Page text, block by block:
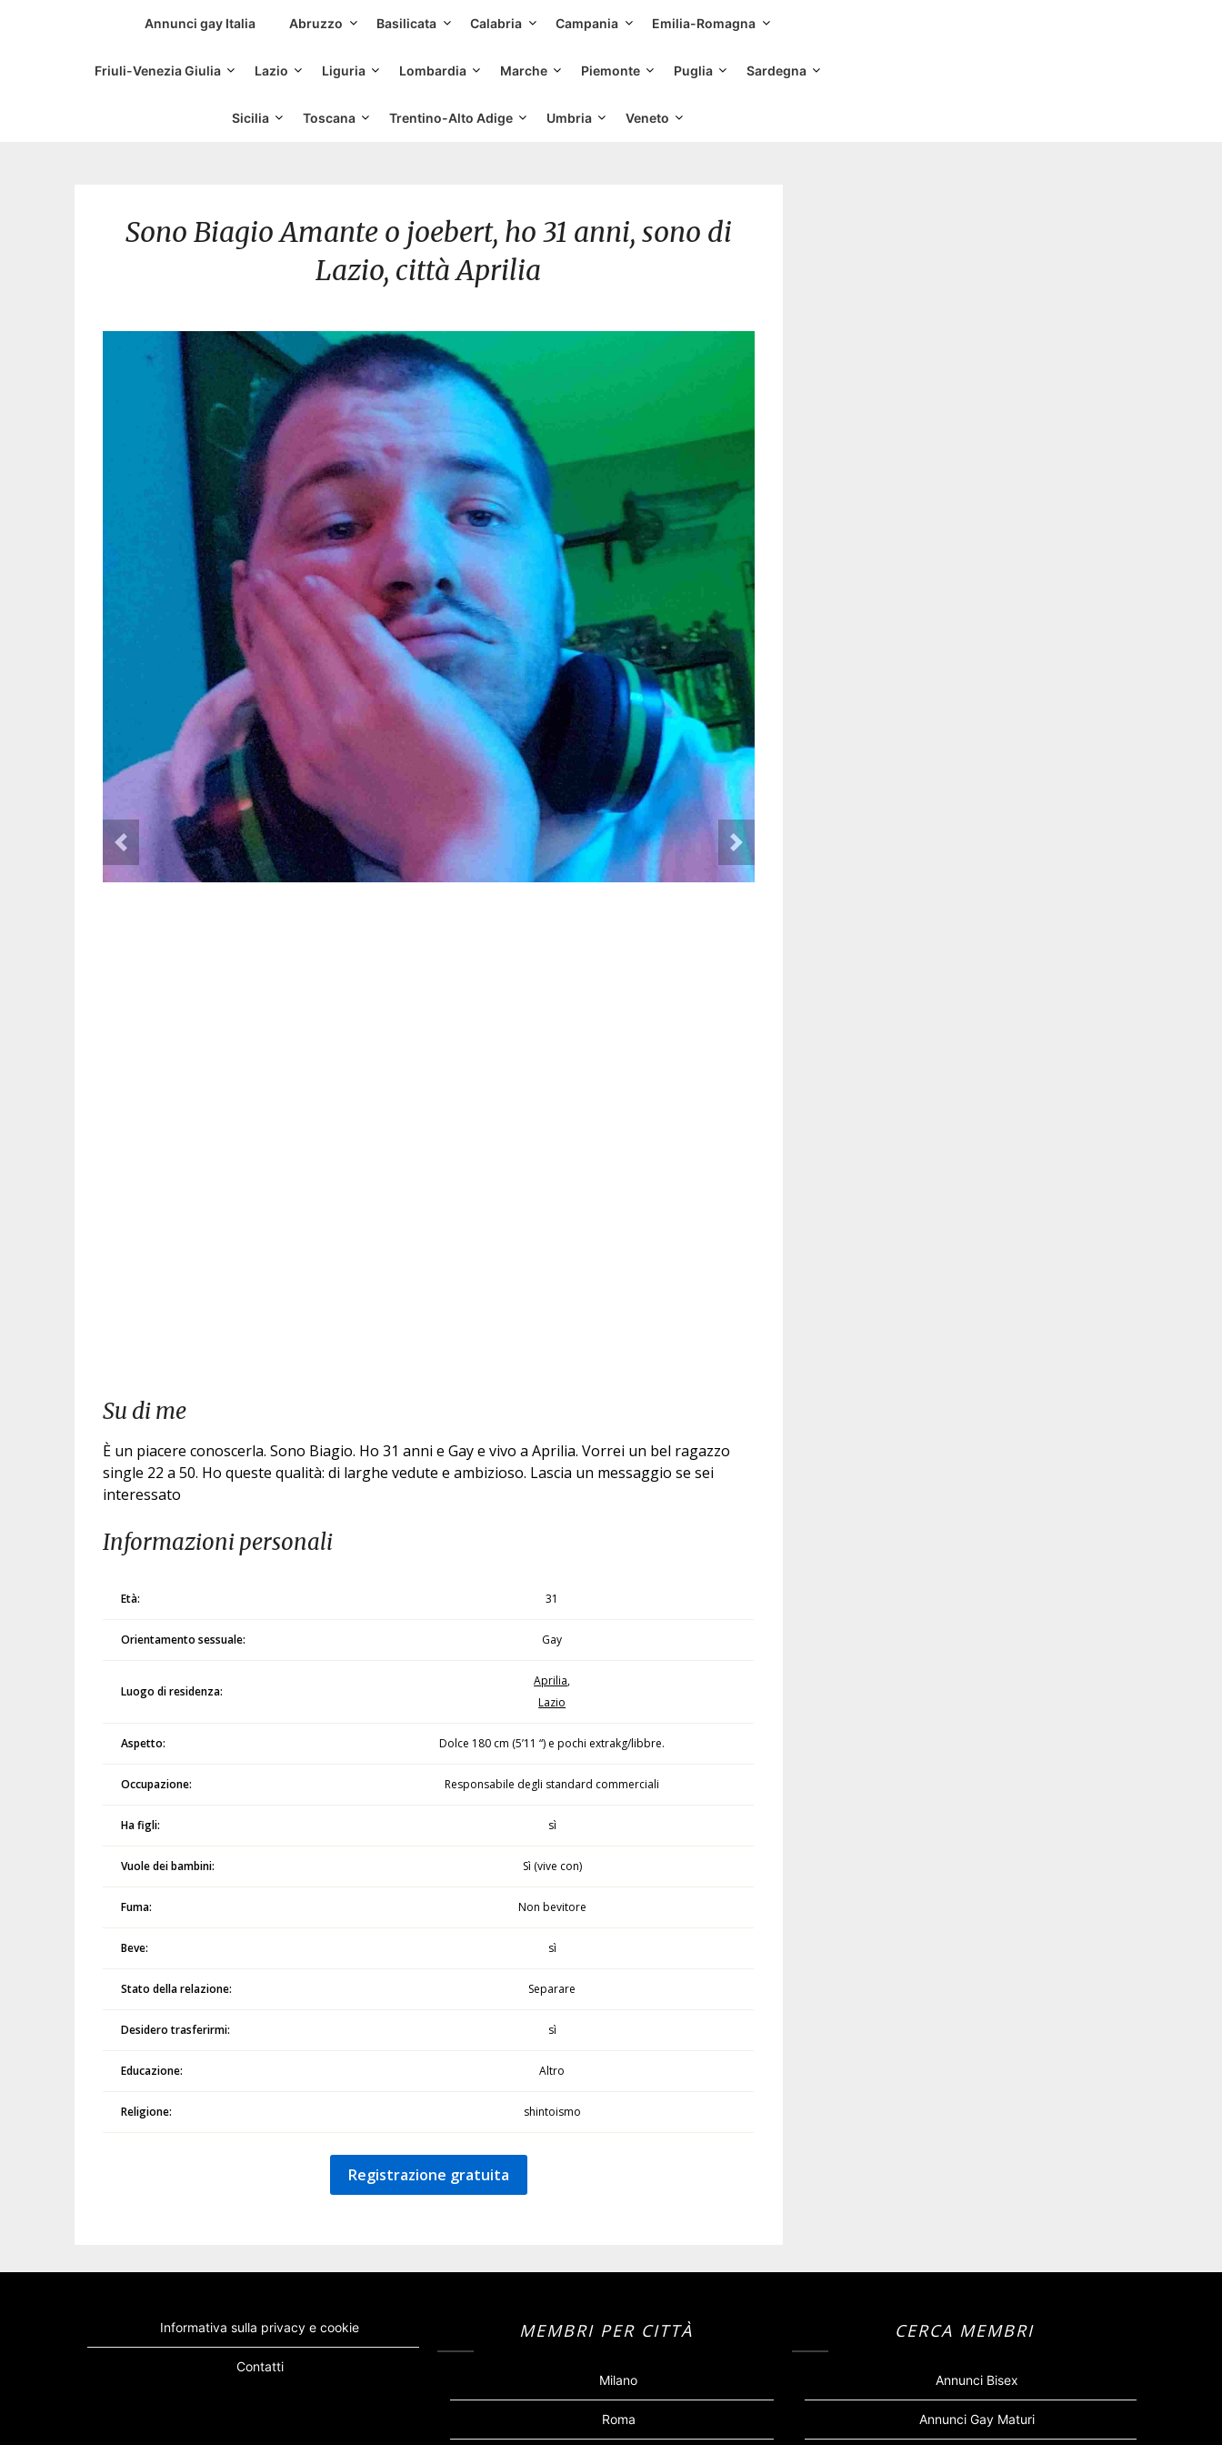
Siti Incontri Gay
Annunci gay Italia Abruzzo Basilicata Calabria Campania Emilia-Romagna
Friuli-Venezia Giulia Lazio Liguria Lombardia Marche Piemonte Puglia Sardegna
Sicilia Toscana Trentino-Alto Adige Umbria Veneto
Sono Biagio Amante o joebert, ho 31 anni, sono di
Lazio, città Aprilia
Su di me
È un piacere conoscerla. Sono Biagio. Ho 31 anni e Gay e vivo a Aprilia. Vorrei un bel ragazzo
single 22 a 50. Ho queste qualità: di larghe vedute e ambizioso. Lascia un messaggio se sei
interessato
Informazioni personali
Età: 31
Orientamento sessuale: Gay
Luogo di residenza:
Aprilia,
Lazio
Aspetto: Dolce 180 cm (5’11 “) e pochi extrakg/libbre.
Occupazione: Responsabile degli standard commerciali
Ha figli: sì
Vuole dei bambini: Sì (vive con)
Fuma: Non bevitore
Beve: sì
Stato della relazione: Separare
Desidero trasferirmi: sì
Educazione: Altro
Religione: shintoismo
Registrazione gratuita
Informativa sulla privacy e cookie
Contatti
MEMBRI PER CITTÀ
Milano
Roma
CERCA MEMBRI
Annunci Bisex
Annunci Gay Maturi